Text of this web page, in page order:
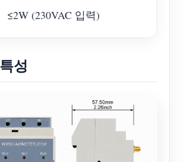
≤2W (230VAC 입력)
성